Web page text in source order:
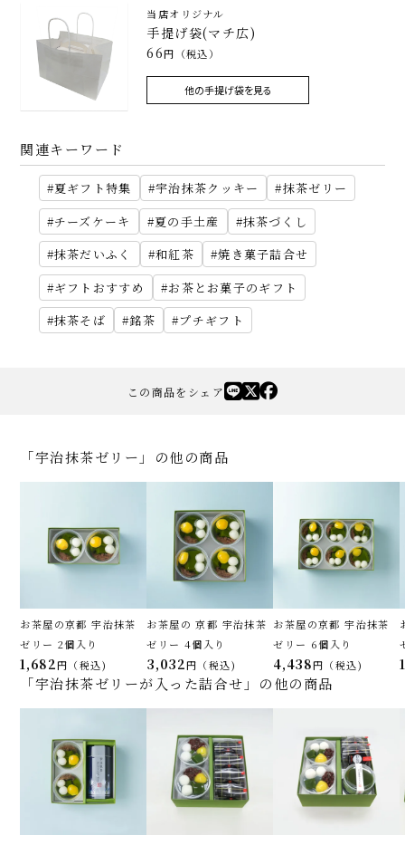
当店オリジナル
手提げ袋(マチ広)
66円（税込）
他の手提げ袋を見る
関連キーワード
夏ギフト特集 宇治抹茶クッキー
抹茶ゼリー
チーズケーキ
夏の手土産
抹茶づくし
抹茶だいふく
和紅茶
焼き菓子詰合せ
ギフトおすすめ
お茶とお菓子のギフト
抹茶そば
銘茶 プチギフト
この商品をシェア
「宇治抹茶ゼリー」の他の商品
お茶屋の京都 宇治抹茶
ゼリー 2個入り
1,682 税込
お茶屋の 京都 宇治抹茶
ゼリー 4個入り
3,032 税込
お茶屋の京都 宇治抹茶
ゼリー 6個入り
4,438 税込
「宇治抹茶ゼリーが入った詰合せ」の他の商品